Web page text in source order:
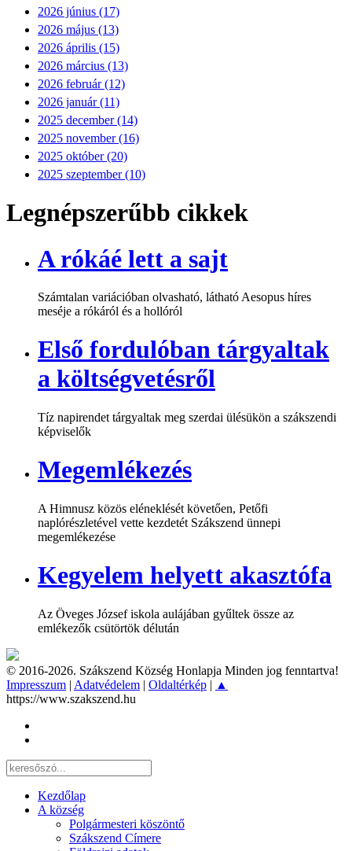
2026 június (17)
2026 május (13)
2026 április (15)
2026 március (13)
2026 február (12)
2026 január (11)
2025 december (14)
2025 november (16)
2025 október (20)
2025 szeptember (10)
Legnépszerűbb cikkek
A rókáé lett a sajt
Számtalan variációban olvasható, látható Aesopus híres
meséje a rókáról és a hollóról
Első fordulóban tárgyaltak
a költségvetésről
Tíz napirendet tárgyaltak meg szerdai ülésükön a szákszendi
képviselők
Megemlékezés
A Himnusz közös eléneklését követően, Petőfi
naplórészletével vette kezdetét Szákszend ünnepi
megemlékezése
Kegyelem helyett akasztófa
Az Öveges József iskola aulájában gyűltek össze az
emlékezők csütörtök délután
© 2016-2026. Szákszend Község Honlapja Minden jog fenntartva!
Impresszum | Adatvédelem | Oldaltérkép | ▲
https://www.szakszend.hu
Kezdőlap
A község
Polgármesteri köszöntő
Szákszend Címere